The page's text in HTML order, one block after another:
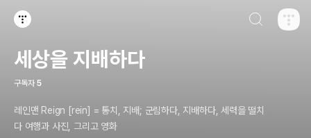
세상을 지배하다
구독자 5
레인맨 Reign [rein] = 통치, 지배; 군림하다, 지배하다, 세력을 떨치
다 여행과 사진, 그리고 영화